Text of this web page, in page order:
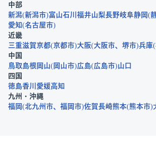
中部
新潟 新潟市 富山石川 福井山梨長野岐阜静岡
愛知 名古屋市
近畿
三重滋賀京都 京都市 大阪 大阪市 堺市 兵庫
中国
鳥取 島根 岡山 岡山市 広島 広島市 山口
四国
徳島香川 愛媛高知
九州・沖縄
福岡 北九州市 福岡市 佐賀長崎熊本 熊本市